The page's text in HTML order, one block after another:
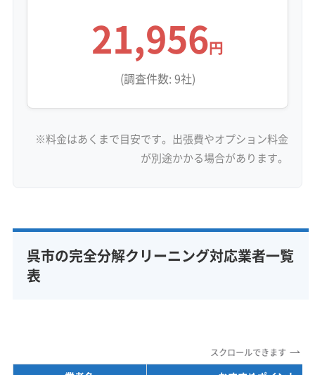
21,956円
(調査件数: 9社)
※料金はあくまで目安です。出張費やオプション料金
が別途かかる場合があります。
呉市の完全分解クリーニング対応業者一覧
表
スクロールできます